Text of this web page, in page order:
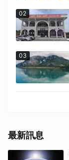
02
03
最新訊息